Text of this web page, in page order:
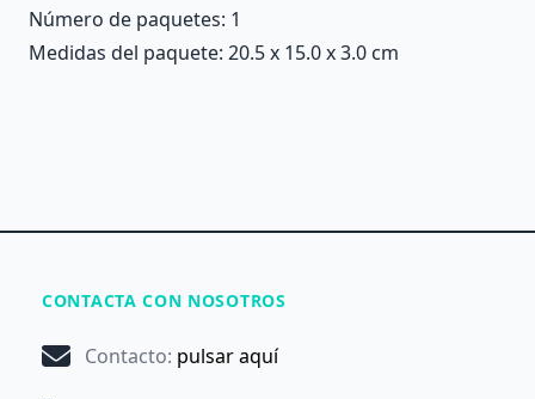
Número de paquetes: 1
Medidas del paquete: 20.5 x 15.0 x 3.0 cm
CONTACTA CON NOSOTROS
Contacto: pulsar aquí